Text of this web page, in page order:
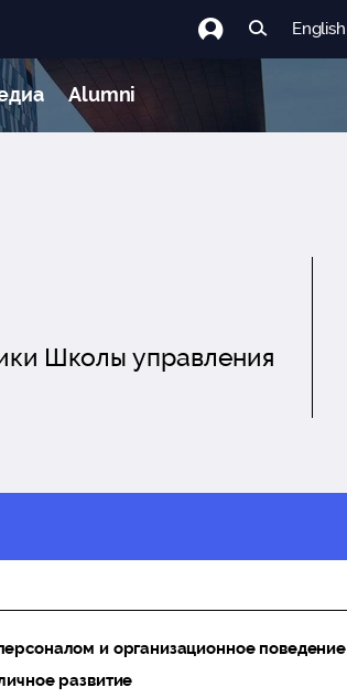
English
Alumni
Школы управления
и организационное поведение
развитие